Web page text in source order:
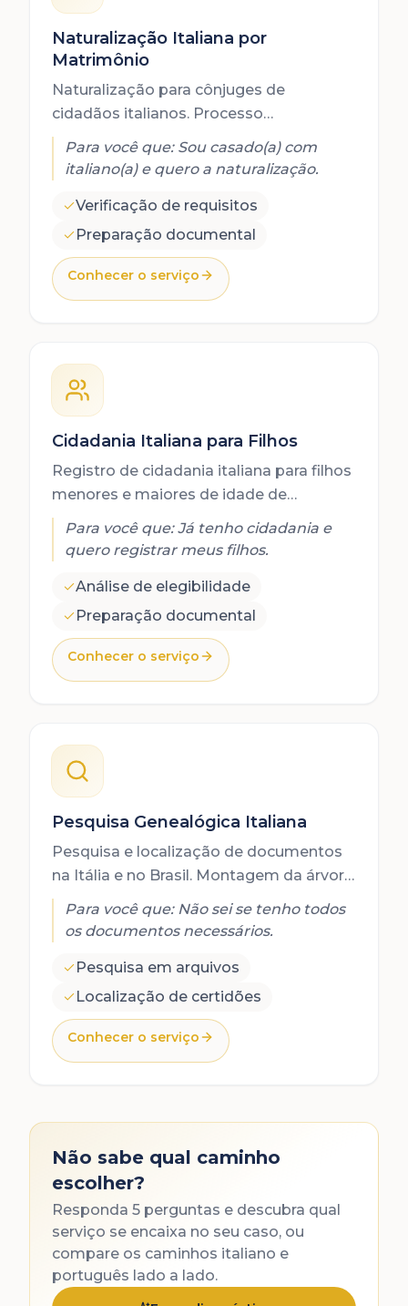
Naturalização Italiana por
Matrimônio
Naturalização para cônjuges de
cidadãos italianos. Processo
administrativo com requisitos
específicos de tempo de casamento e
residência.
Para você que: Sou casado(a) com
italiano(a) e quero a naturalização.
Verificação de requisitos
Preparação documental
Conhecer o serviço
Cidadania Italiana para Filhos
Registro de cidadania italiana para filhos
menores e maiores de idade de
cidadãos italianos, via consulado ou
diretamente na Itália.
Para você que:Já tenho cidadania e
quero registrar meus filhos.
Análise de elegibilidade
Preparação documental
Conhecer o serviço
Pesquisa Genealógica Italiana
Pesquisa e localização de documentos
na Itália e no Brasil. Montagem da árvore
genealógica e obtenção de certidões.
Para você que: Não sei se tenho todos
os documentos necessários.
Pesquisa em arquivos
Localização de certidões
Conhecer o serviço
Não sabe qual caminho
escolher?
Responda 5 perguntas e descubra qual
serviço se encaixa no seu caso, ou
compare os caminhos italiano e
português lado a lado.